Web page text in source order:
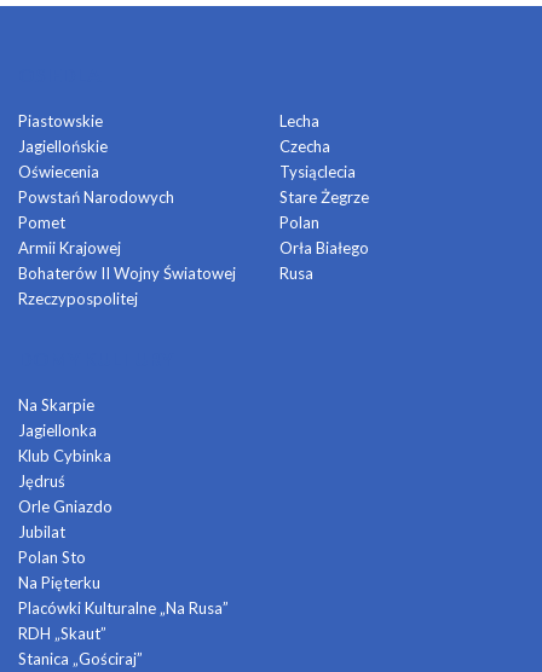
Piastowskie
Jagiellońskie
Oświecenia
Powstań Narodowych
Pomet
Armii Krajowej
Bohaterów II Wojny Światowej
Rzeczypospolitej
Lecha
Czecha
Tysiąclecia
Stare Żegrze
Polan
Orła Białego
Rusa
Na Skarpie
Jagiellonka
Klub Cybinka
Jędruś
Orle Gniazdo
Jubilat
Polan Sto
Na Pięterku
Placówki Kulturalne „Na Rusa”
RDH „Skaut”
Stanica „Gościraj”